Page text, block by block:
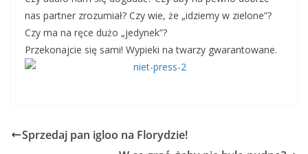
nas partner zrozumiał? Czy wie, że „idziemy w zielone”?
Czy ma na ręce dużo „jedynek”?
Przekonajcie się sami! Wypieki na twarzy gwarantowane.
Sprzedaj pan igloo na Florydzie!